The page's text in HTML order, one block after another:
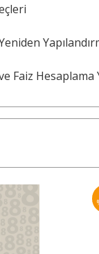
Faiz